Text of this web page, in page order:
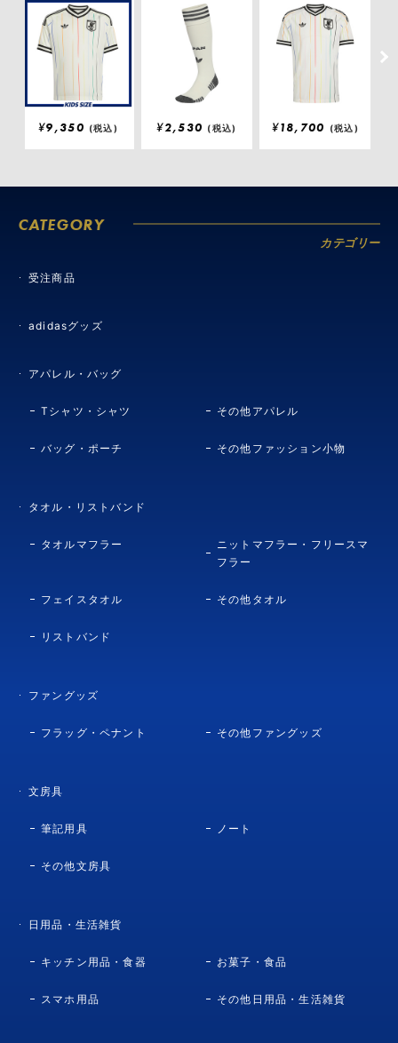
¥9,350 (税込) ¥2,530 (税込) ¥18,700 (税込)
CATEGORY
カテゴリー
受注商品
adidasグッズ
アパレル・バッグ
Tシャツ・シャツ その他アパレル
バッグ・ポーチ その他ファッション小物
タオル・リストバンド
タオルマフラー
ニットマフラー・フリースマ
フラー
フェイスタオル その他タオル
リストバンド
ファングッズ
フラッグ・ペナント その他ファングッズ
文房具
筆記用具 ノート
その他文房具
日用品・生活雑貨
キッチン用品・食器 お菓子・食品
スマホ用品 その他日用品・生活雑貨